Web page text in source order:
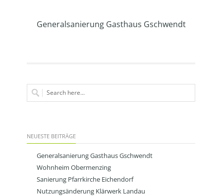
Generalsanierung Gasthaus Gschwendt
NEUESTE BEITRÄGE
Generalsanierung Gasthaus Gschwendt
Wohnheim Obermenzing
Sanierung Pfarrkirche Eichendorf
Nutzungsänderung Klärwerk Landau